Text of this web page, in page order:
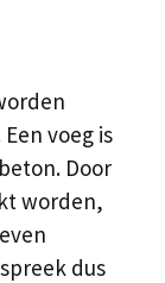
Een voeg is
Door
worden,
dus